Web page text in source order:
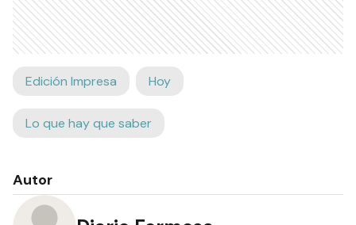
Edición Impresa Hoy
Lo que hay que saber
Autor